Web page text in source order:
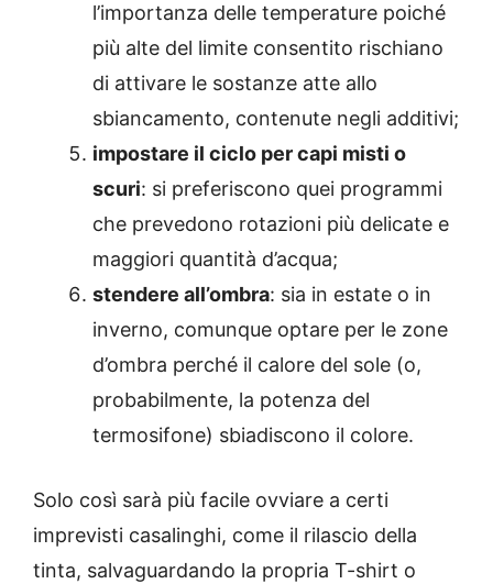
l’importanza delle temperature poiché
più alte del limite consentito rischiano
di attivare le sostanze atte allo
sbiancamento, contenute negli additivi;
impostare il ciclo per capi misti o
scuri: si preferiscono quei programmi
che prevedono rotazioni più delicate e
maggiori quantità d’acqua;
stendere all’ombra: sia in estate o in
inverno, comunque optare per le zone
d’ombra perché il calore del sole (o,
probabilmente, la potenza del
termosifone) sbiadiscono il colore.
Solo così sarà più facile ovviare a certi
imprevisti casalinghi, come il rilascio della
tinta, salvaguardando la propria T-shirt o